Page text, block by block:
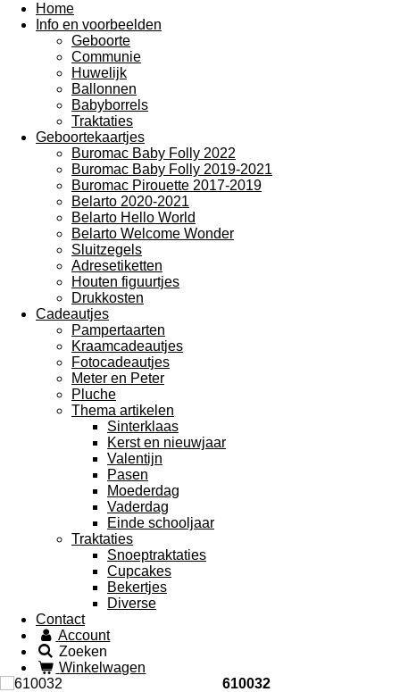
Home
Info en voorbeelden
Geboorte
Communie
Huwelijk
Ballonnen
Babyborrels
Traktaties
Geboortekaartjes
Buromac Baby Folly 2022
Buromac Baby Folly 2019-2021
Buromac Pirouette 2017-2019
Belarto 2020-2021
Belarto Hello World
Belarto Welcome Wonder
Sluitzegels
Adresetiketten
Houten figuurtjes
Drukkosten
Cadeautjes
Pampertaarten
Kraamcadeautjes
Fotocadeautjes
Meter en Peter
Pluche
Thema artikelen
Sinterklaas
Kerst en nieuwjaar
Valentijn
Pasen
Moederdag
Vaderdag
Einde schooljaar
Traktaties
Snoeptraktaties
Cupcakes
Bekertjes
Diverse
Contact
Account
Zoeken
Winkelwagen
610032